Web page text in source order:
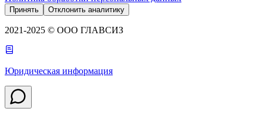
Принять Отклонить аналитику
2021-2025 © ООО ГЛАВСИЗ
Юридическая информация